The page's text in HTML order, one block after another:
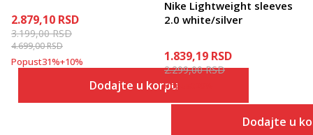
2.879,10 RSD
3.199,00RSD
4.699,00RSD
Popust31%+10%
Dodajte u korpu
Nike Lightweight sleeves
2.0 white/silver
1.839,19 RSD
2.299,00RSD
Popust
Dodajte u